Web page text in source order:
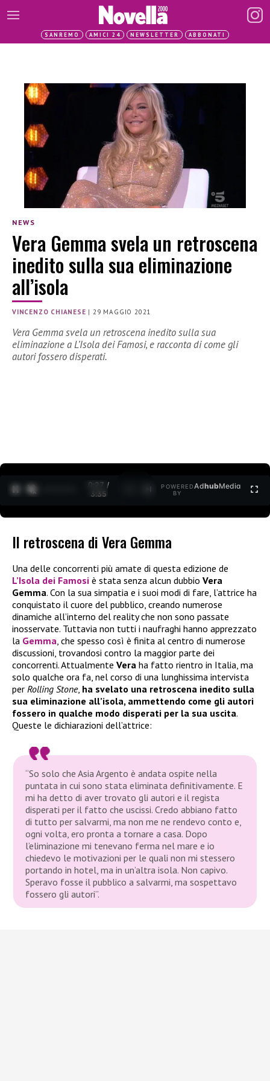
SANREMO AMICI 24 NEWSLETTER ABBONATI
NEWS
Vera Gemma svela un retroscena
inedito sulla sua eliminazione
all’isola
VINCENZO CHIANESE |29 MAGGIO 2021
Vera Gemma svela un retroscena inedito sulla sua
eliminazione a L’Isola dei Famosi, e racconta di come gli
autori fossero disperati.
0:27 /
3:35
POWERED
BY
AdhubMedia
Il retroscena di Vera Gemma
Una delle concorrenti più amate di questa edizione de
L’Isola dei Famosi è stata senza alcun dubbio Vera
Gemma. Con la sua simpatia e i suoi modi di fare, l’attrice ha
conquistato il cuore del pubblico, creando numerose
dinamiche all’interno del reality che non sono passate
inosservate. Tuttavia non tutti i naufraghi hanno apprezzato
la Gemma, che spesso così è finita al centro di numerose
discussioni, trovandosi contro la maggior parte dei
concorrenti. Attualmente Vera ha fatto rientro in Italia, ma
solo qualche ora fa, nel corso di una lunghissima intervista
per Rolling Stone, ha svelato una retroscena inedito sulla
sua eliminazione all’isola, ammettendo come gli autori
fossero in qualche modo disperati per la sua uscita.
Queste le dichiarazioni dell’attrice:
“So solo che Asia Argento è andata ospite nella
puntata in cui sono stata eliminata definitivamente. E
mi ha detto di aver trovato gli autori e il regista
disperati per il fatto che uscissi. Credo abbiano fatto
di tutto per salvarmi, ma non me ne rendevo conto e,
ogni volta, ero pronta a tornare a casa. Dopo
l’eliminazione mi tenevano ferma nel mare e io
chiedevo le motivazioni per le quali non mi stessero
portando in hotel, ma in un’altra isola. Non capivo.
Speravo fosse il pubblico a salvarmi, ma sospettavo
fossero gli autori”.